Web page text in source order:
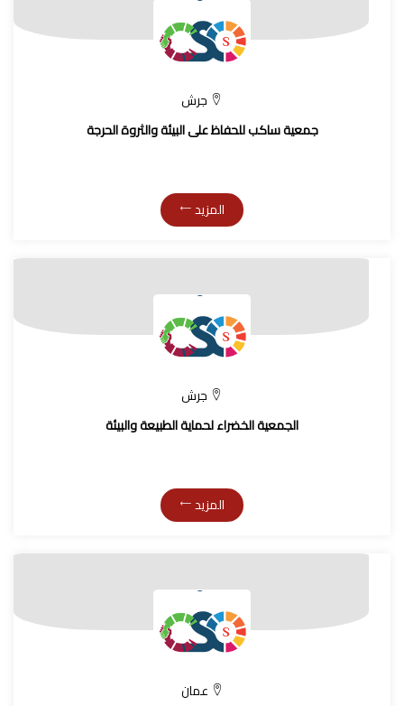
جرش
جمعية ساكب للحفاظ على البيئة والثروة الحرجة
المزيد
جرش
الجمعية الخضراء لحماية الطبيعة والبيئة
المزيد
عمان